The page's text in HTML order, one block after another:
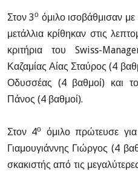
Στον 3ο όμιλο ισοβάθμισαν
μετάλλια κρίθηκαν στις
κριτήρια του Swiss-
Καζαμίας Αίας Σταύρος (4
Οδυσσέας (4 βαθμοί) και
Πάνος (4 βαθμοί).
Στον 4ο όμιλο πρώτευσε
Γιαμουγιάννης Γιώργος (4
σκακιστής από τις